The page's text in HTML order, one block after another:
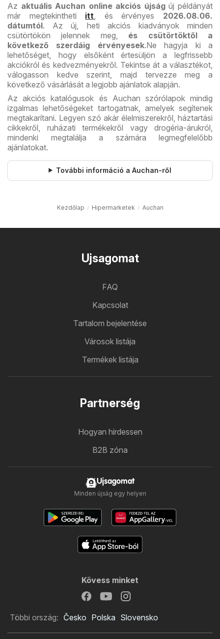
Az aktuális Auchan online akciós újságúj példányát
már megtekintheti itt , és érvényes 2026.08.06.
dátumtól. Az új, heti akciós kiadványok minden
csütörtökön jelennek meg, és csütörtöktől a
következő szerdáig érvényesek.Ne hagyja ki a
lehetőséget, hogy elsőként értesüljön a legfrissebb
akciókról és kedvezményekről. Tekintse át a választékot,
válogasson kedve szerint, majd tervezze meg a
következő vásárlását a legjobb ajánlatok alapján.
Az akciós katalógusok és Auchan szórólapok mindig
izgalmas lehetőségeket tartogatnak, amelyek segítenek
megtakarítani. Legyen szó akár élelmiszerekről, háztartási
cikkekről, ruházati termékekről vagy drogéria-árukról,
mindenki megtalálja a számára legmegfelelőbb
ajánlatokat.
További információ a Auchan-ről
Kezdőlap Hipermarketek Auchan
Ujsagomat
FAQ
Kapcsolat
Tartalom bejelentése
Városok listája
Termékek listája
Partnerség
Hogyan hirdessen
B2B zóna
Ujsagomat
Minden újság egy helyen
Kövess minket
Többi ország: Česko Polska Slovensko